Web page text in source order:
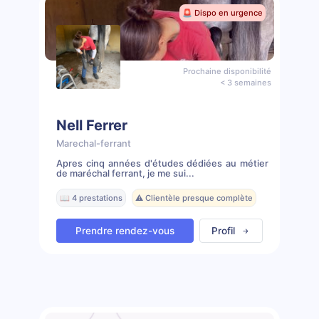
🚨 Dispo en urgence
Prochaine disponibilité
< 3 semaines
Nell Ferrer
Marechal-ferrant
Apres cinq années d'études dédiées au métier
de maréchal ferrant, je me sui...
📖 4 prestations ⚠️ Clientèle presque complète
Prendre rendez-vous Profil